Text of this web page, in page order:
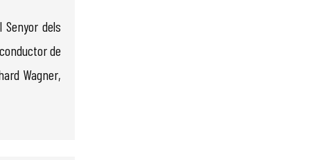
dels
de
Wagner,